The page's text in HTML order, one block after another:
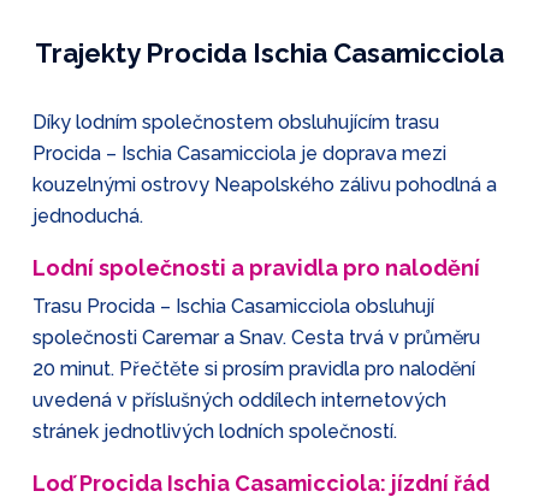
Trajekty Procida Ischia Casamicciola
Díky lodním společnostem obsluhujícím trasu
Procida – Ischia Casamicciola je doprava mezi
kouzelnými ostrovy Neapolského zálivu pohodlná a
jednoduchá.
Lodní společnosti a pravidla pro nalodění
Trasu Procida – Ischia Casamicciola obsluhují
společnosti Caremar a Snav. Cesta trvá v průměru
20 minut. Přečtěte si prosím pravidla pro nalodění
uvedená v příslušných oddílech internetových
stránek jednotlivých lodních společností.
Loď Procida Ischia Casamicciola: jízdní řád